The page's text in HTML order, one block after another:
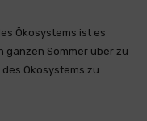
Ökosystems ist es
ganzen Sommer über zu
Ökosystems zu